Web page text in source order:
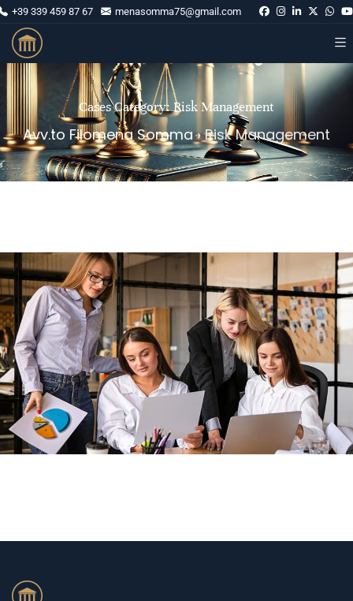
+39 339 459 87 67 menasomma75@gmail.com
Cases Category:Risk Management
Avv.to Filomena Somma›Risk Management
Accelerating Innovation for SmartTech Gadgets